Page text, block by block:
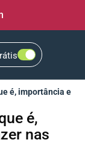
é, importância e
é,
nas